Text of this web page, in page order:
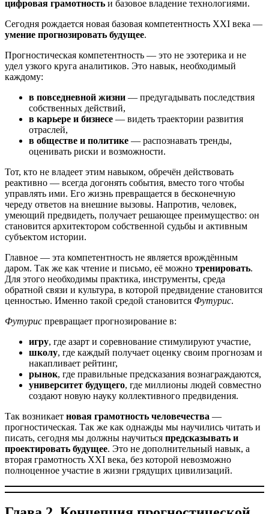
цифровая грамотность и базовое владение технологиями.
Сегодня рождается новая базовая компетентность XXI века —
умение прогнозировать будущее.
Прогностическая компетентность — это не эзотерика и не
удел узкого круга аналитиков. Это навык, необходимый
каждому:
в повседневной жизни — предугадывать последствия
собственных действий,
в карьере и бизнесе — видеть траектории развития
отраслей,
в обществе и политике — распознавать тренды,
оценивать риски и возможности.
Тот, кто не владеет этим навыком, обречён действовать
реактивно — всегда догонять события, вместо того чтобы
управлять ими. Его жизнь превращается в бесконечную
череду ответов на внешние вызовы. Напротив, человек,
умеющий предвидеть, получает решающее преимущество: он
становится архитектором собственной судьбы и активным
субъектом истории.
Главное — эта компетентность не является врождённым
даром. Так же как чтение и письмо, её можно тренировать.
Для этого необходимы практика, инструменты, среда
обратной связи и культура, в которой предвидение становится
ценностью. Именно такой средой становится Футурис.
Футурис превращает прогнозирование в:
игру, где азарт и соревнование стимулируют участие,
школу, где каждый получает оценку своим прогнозам и
накапливает рейтинг,
рынок, где правильные предсказания вознаграждаются,
университет будущего, где миллионы людей совместно
создают новую науку коллективного предвидения.
Так возникает новая грамотность человечества —
прогностическая. Так же как однажды мы научились читать и
писать, сегодня мы должны научиться предсказывать и
проектировать будущее. Это не дополнительный навык, а
вторая грамотность XXI века, без которой невозможно
полноценное участие в жизни грядущих цивилизаций.